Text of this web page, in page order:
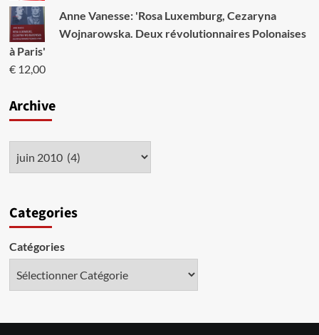
Anne Vanesse: 'Rosa Luxemburg, Cezaryna
Wojnarowska. Deux révolutionnaires Polonaises
à Paris'
€12,00
Archive
Categories
Catégories